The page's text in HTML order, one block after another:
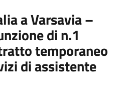
a Varsavia –
di n.1
temporaneo
di assistente